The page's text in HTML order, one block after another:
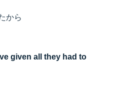
から
given all they had to